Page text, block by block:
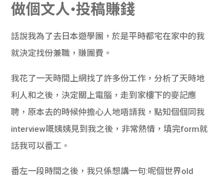
做個文人•投稿賺錢
話說我為了去日本遊學團，於是平時都宅在家中的我
就決定找份兼職，賺團費。
我花了一天時間上網找了許多份工作，分析了天時地
利人和之後，決定關上電腦，走到家樓下的麥記應
聘，原本去的時候仲擔心人地唔請我，點知個個同我
interview嘅姨姨見到我之後，非常熱情，填完form就
話我可以番工。
番左一段時間之後，我只係想講一句:呢個世界old